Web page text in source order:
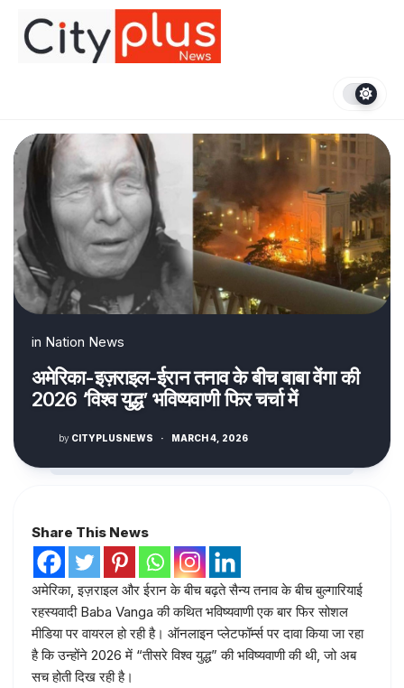
content
in Nation News
अमेरिका-इज़राइल-ईरान तनाव के बीच बाबा वेंगा की
2026 ‘विश्व युद्ध’ भविष्यवाणी फिर चर्चा में
by CITYPLUSNEWS · MARCH 4, 2026
Share This News
अमेरिका, इज़राइल और ईरान के बीच बढ़ते सैन्य तनाव के बीच बुल्गारियाई
रहस्यवादी Baba Vanga की कथित भविष्यवाणी एक बार फिर सोशल
मीडिया पर वायरल हो रही है। ऑनलाइन प्लेटफॉर्म्स पर दावा किया जा रहा
है कि उन्होंने 2026 में “तीसरे विश्व युद्ध” की भविष्यवाणी की थी, जो अब
सच होती दिख रही है।